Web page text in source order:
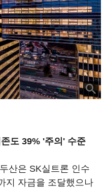
도 39% '주의' 수준
산은 SK실트론 인수
지 자금을 조달했으나